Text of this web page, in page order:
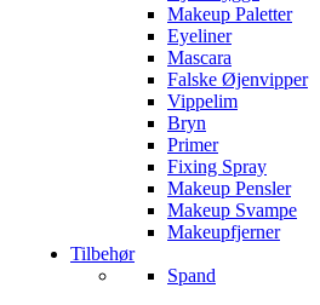
Makeup Paletter
Eyeliner
Mascara
Falske Øjenvipper
Vippelim
Bryn
Primer
Fixing Spray
Makeup Pensler
Makeup Svampe
Makeupfjerner
Tilbehør
Spand